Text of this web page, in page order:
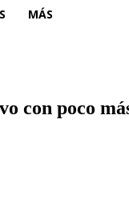
MÁS
con poco